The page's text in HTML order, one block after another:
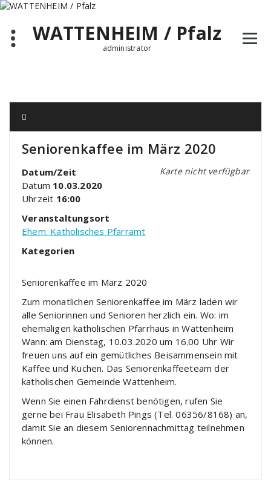
Zum
springenWATTENHEIM / Pfalz
administrator
Seniorenkaffee im März 2020
Karte nicht verfügbar
Datum/Zeit
Datum 10.03.2020
Uhrzeit 16:00
Veranstaltungsort
Ehem. Katholisches Pfarramt
Kategorien
Seniorenkaffee im März 2020
Zum monatlichen Seniorenkaffee im März laden wir
alle Seniorinnen und Senioren herzlich ein. Wo: im
ehemaligen katholischen Pfarrhaus in Wattenheim
Wann: am Dienstag, 10.03.2020 um 16.00 Uhr Wir
freuen uns auf ein gemütliches Beisammensein mit
Kaffee und Kuchen. Das Seniorenkaffeeteam der
katholischen Gemeinde Wattenheim.
Wenn Sie einen Fahrdienst benötigen, rufen Sie
gerne bei Frau Elisabeth Pings (Tel. 06356/8168) an,
damit Sie an diesem Seniorennachmittag teilnehmen
können.